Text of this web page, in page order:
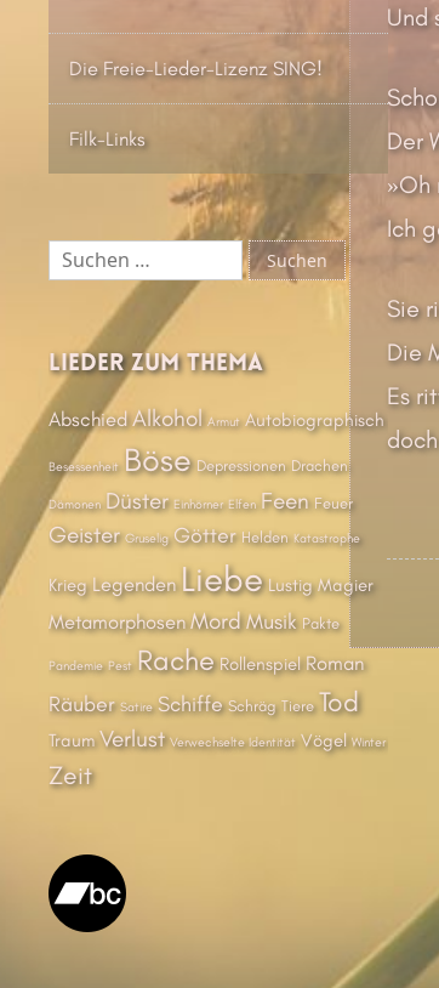
Und
Der
»Oh
Ich
Sie
Die
Es
Die Freie-Lieder-Lizenz SING!
Filk-Links
Suchen
nach:
Lieder zum Thema
Abschied Alkohol Armut Autobiographisch
Besessenheit Böse Depressionen Drachen
Dämonen Düster Einhörner Elfen Feen Feuer
Geister Gruselig Götter Helden Katastrophe
Krieg Legenden Liebe Lustig Magier
Metamorphosen MordMusik Pakte
Pandemie Pest Rache Rollenspiel Roman
Räuber Satire Schiffe Schräg Tiere Tod
Traum Verlust Verwechselte Identität Vögel Winter
Zeit